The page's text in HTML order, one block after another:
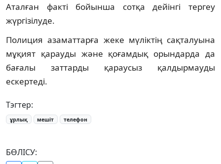
Аталған факті бойынша сотқа дейінгі тергеу
жүргізілуде.
Полиция азаматтарға жеке мүліктің сақталуына
мұқият қарауды және қоғамдық орындарда да
бағалы заттарды қараусыз қалдырмауды
ескертеді.
Тэгтер:
ұрлық мешіт телефон
БӨЛІСУ: